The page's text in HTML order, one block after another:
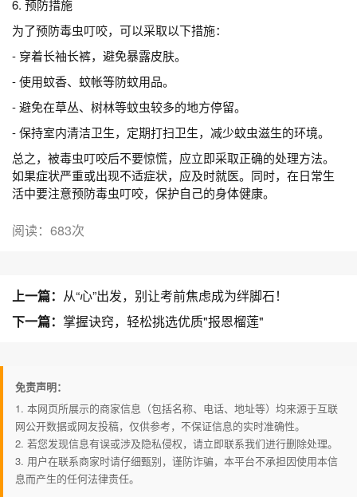
6. 预防措施
为了预防毒虫叮咬，可以采取以下措施：
- 穿着长袖长裤，避免暴露皮肤。
- 使用蚊香、蚊帐等防蚊用品。
- 避免在草丛、树林等蚊虫较多的地方停留。
- 保持室内清洁卫生，定期打扫卫生，减少蚊虫滋生的环境。
总之，被毒虫叮咬后不要惊慌，应立即采取正确的处理方法。
如果症状严重或出现不适症状，应及时就医。同时，在日常生
活中要注意预防毒虫叮咬，保护自己的身体健康。
阅读：683次
上一篇： 从“心”出发，别让考前焦虑成为绊脚石！
下一篇： 掌握诀窍，轻松挑选优质"报恩榴莲"
免责声明：
1. 本网页所展示的商家信息（包括名称、电话、地址等）均来源于互联
网公开数据或网友投稿，仅供参考，不保证信息的实时准确性。
2. 若您发现信息有误或涉及隐私侵权，请立即联系我们进行删除处理。
3. 用户在联系商家时请仔细甄别，谨防诈骗，本平台不承担因使用本信
息而产生的任何法律责任。